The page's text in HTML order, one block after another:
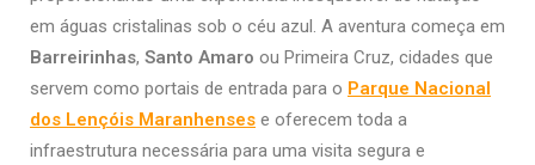
em águas cristalinas sob o céu azul. A aventura começa em
Barreirinhas, Santo Amaro ou Primeira Cruz, cidades que
servem como portais de entrada para o Parque Nacional
dos Lençóis Maranhenses e oferecem toda a
infraestrutura necessária para uma visita segura e